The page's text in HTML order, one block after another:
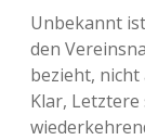
Unbekannt
den
bezieht,
Klar,